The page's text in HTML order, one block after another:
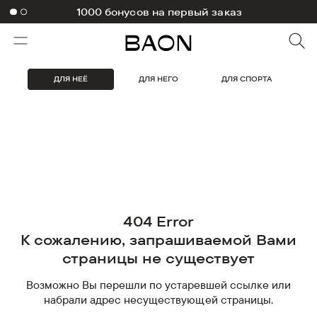
1000 бонусов на первый заказ
ДЛЯ НЕЁ ДЛЯ НЕГО ДЛЯ СПОРТА
404 Error
К сожалению, запрашиваемой Вами
страницы не существует
Возможно Вы перешли по устаревшей ссылке или
набрали адрес несуществующей страницы.